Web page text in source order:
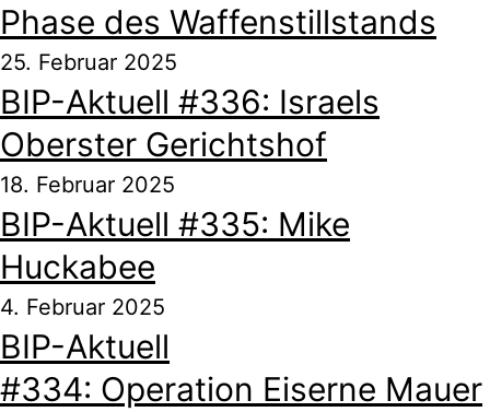
Phase des Waffenstillstands
25. Februar 2025
BIP-Aktuell #336: Israels
Oberster Gerichtshof
18. Februar 2025
BIP-Aktuell #335: Mike
Huckabee
4. Februar 2025
BIP-Aktuell
#334: Operation Eiserne Mauer